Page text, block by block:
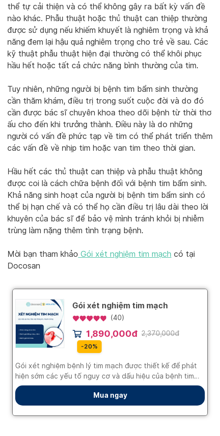
thể tự cải thiện và có thể không gây ra bất kỳ vấn đề
nào khác. Phẫu thuật hoặc thủ thuật can thiệp thường
được sử dụng nếu khiếm khuyết là nghiêm trọng và khả
năng đem lại hậu quả nghiêm trọng cho trẻ về sau. Các
kỹ thuật phẫu thuật hiện đại thường có thể khôi phục
hầu hết hoặc tất cả chức năng bình thường của tim.
Tuy nhiên, những người bị bệnh tim bẩm sinh thường
cần thăm khám, điều trị trong suốt cuộc đời và do đó
cần được bác sĩ chuyên khoa theo dõi bệnh từ thời thơ
ấu cho đến khi trưởng thành. Điều này là do những
người có vấn đề phức tạp về tim có thể phát triển thêm
các vấn đề về nhịp tim hoặc van tim theo thời gian.
Hầu hết các thủ thuật can thiệp và phẫu thuật không
được coi là cách chữa bệnh đối với bệnh tim bẩm sinh.
Khả năng sinh hoạt của người bị bệnh tim bẩm sinh có
thể bị hạn chế và có thể họ cần điều trị lâu dài theo lời
khuyên của bác sĩ để bảo vệ mình tránh khỏi bị nhiễm
trùng làm nặng thêm tình trạng bệnh.
Mời bạn tham khảo Gói xét nghiệm tim mạch có tại
Docosan